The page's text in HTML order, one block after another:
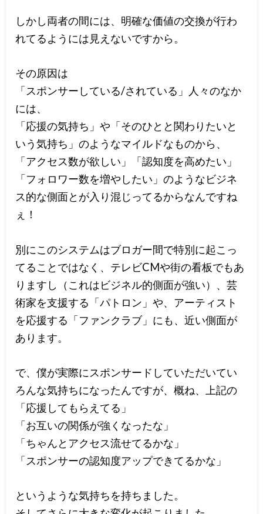
しかし両者の間には、明確な価値の交換が行わ
れてるようには見えないですから。
その原因は
「スポンサーしている/されている」人々のなか
には、
「応援の気持ち」や「そのひとと関わりたいと
いう気持ち」のようなマイルドなものから、
「アクセス数が欲しい」「認知度を高めたい」
「フォロワー数を増やしたい」のようなビジネ
ス的な側面とが入り混じってるからなんですね
ぇ！
別にこのシステムはブロガー間で特別に起こっ
てることではなく、テレビCMや街の看板でもあ
りますし（これはビジネル的側面が強い）、芸
術家を支援する「パトロン」や、アーティスト
を応援する「ファンクラブ」にも、近い側面が
あります。
で、僕が実際にスポンサードしていただいてい
ろんな気持ちになったんですが、概ね、上記の
「応援してもらえてる」
「お互いの関係が強くなったな」
「ちゃんとアクセス流せてるかな」
「スポンサーの認知度アップできてるかな」
というような気持ちを持ちました。